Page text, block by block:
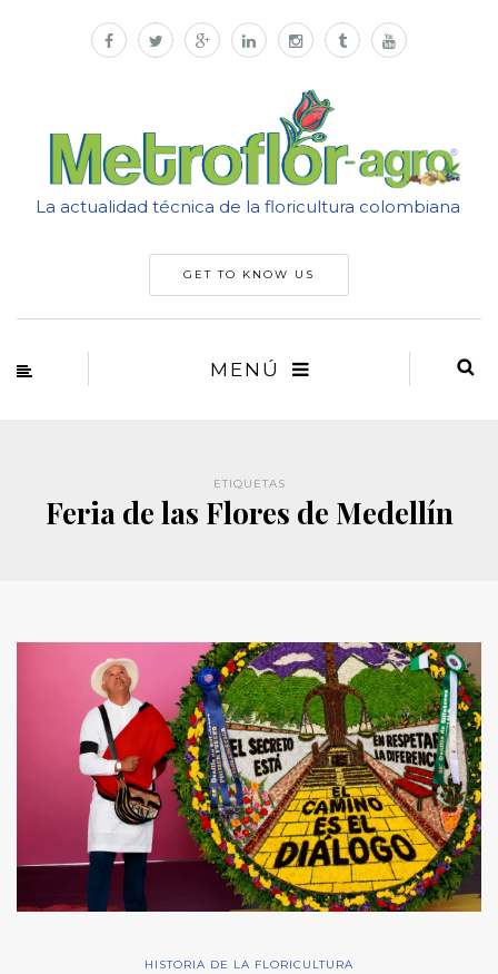
La actualidad técnica de la floricultura colombiana
GET TO KNOW US
MENÚ
ETIQUETAS
Feria de las Flores de Medellín
HISTORIA DE LA FLORICULTURA